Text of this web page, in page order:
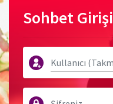
Sohbet Girişi